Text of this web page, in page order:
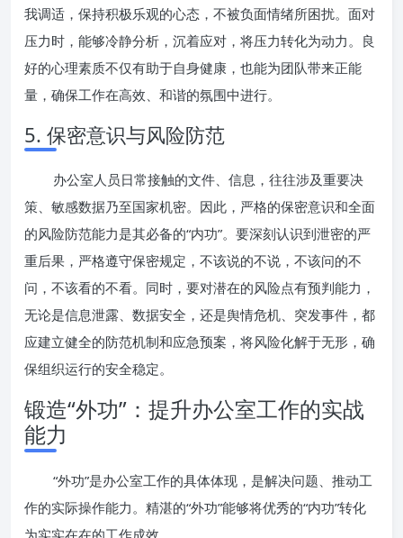
我调适，保持积极乐观的心态，不被负面情绪所困扰。面对
压力时，能够冷静分析，沉着应对，将压力转化为动力。良
好的心理素质不仅有助于自身健康，也能为团队带来正能
量，确保工作在高效、和谐的氛围中进行。
5. 保密意识与风险防范
办公室人员日常接触的文件、信息，往往涉及重要决
策、敏感数据乃至国家机密。因此，严格的保密意识和全面
的风险防范能力是其必备的“内功”。要深刻认识到泄密的严
重后果，严格遵守保密规定，不该说的不说，不该问的不
问，不该看的不看。同时，要对潜在的风险点有预判能力，
无论是信息泄露、数据安全，还是舆情危机、突发事件，都
应建立健全的防范机制和应急预案，将风险化解于无形，确
保组织运行的安全稳定。
锻造“外功”：提升办公室工作的实战
能力
“外功”是办公室工作的具体体现，是解决问题、推动工
作的实际操作能力。精湛的“外功”能够将优秀的“内功”转化
为实实在在的工作成效。